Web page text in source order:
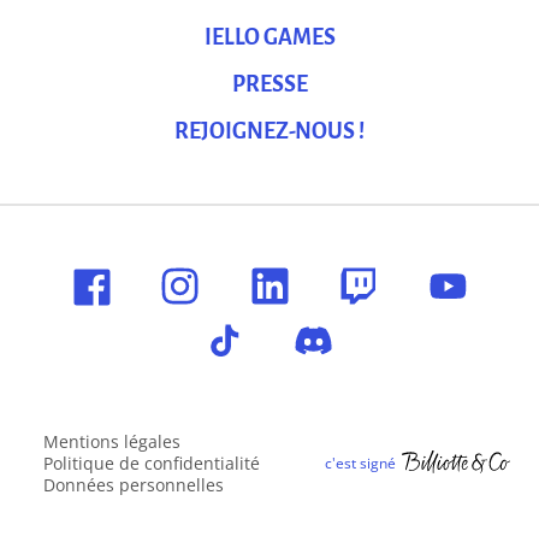
IELLO GAMES
PRESSE
REJOIGNEZ-NOUS !
Mentions légales
Politique de confidentialité
Données personnelles